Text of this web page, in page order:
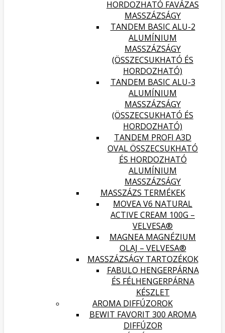
HORDOZHATÓ FAVÁZAS
MASSZÁZSÁGY
TANDEM BASIC ALU-2
ALUMÍNIUM
MASSZÁZSÁGY
(ÖSSZECSUKHATÓ ÉS
HORDOZHATÓ)
TANDEM BASIC ALU-3
ALUMÍNIUM
MASSZÁZSÁGY
(ÖSSZECSUKHATÓ ÉS
HORDOZHATÓ)
TANDEM PROFI A3D
OVAL ÖSSZECSUKHATÓ
ÉS HORDOZHATÓ
ALUMÍNIUM
MASSZÁZSÁGY
MASSZÁZS TERMÉKEK
MOVEA V6 NATURAL
ACTIVE CREAM 100G –
VELVESA®
MAGNEA MAGNÉZIUM
OLAJ – VELVESA®
MASSZÁZSÁGY TARTOZÉKOK
FABULO HENGERPÁRNA
ÉS FÉLHENGERPÁRNA
KÉSZLET
AROMA DIFFÚZOROK
BEWIT FAVORIT 300 AROMA
DIFFÚZOR